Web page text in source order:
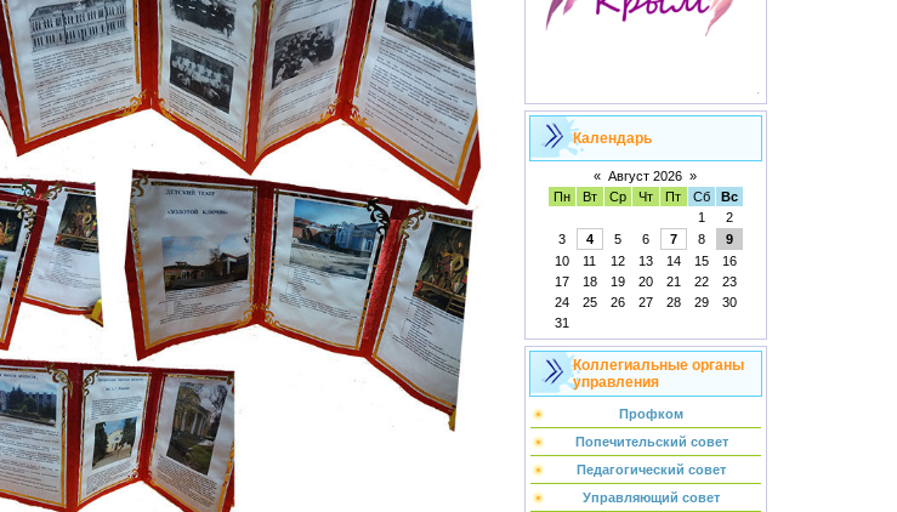
Календарь
« Август 2026 »
Пн
Вт Ср Чт Пт Сб
Вс
1
2
3
4 5 6 7 8
9
10
11 12 13 14 15
16
17
18 19 20 21 22
23
24
25 26 27 28 29
30
31
Коллегиальные органы
управления
Профком
Попечительский совет
Педагогический совет
Управляющий совет